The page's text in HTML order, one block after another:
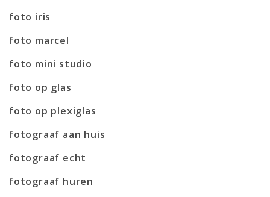
foto iris
foto marcel
foto mini studio
foto op glas
foto op plexiglas
fotograaf aan huis
fotograaf echt
fotograaf huren